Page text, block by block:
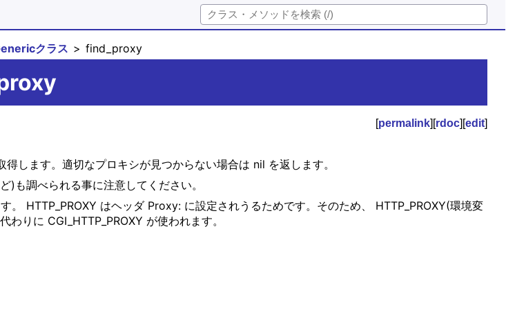
クラス find_proxy
[permalink][rdoc][edit]
ます。適切なプロキシが見つからない場合は nil を返します。
)も調べられる事に注意してください。
HTTP_PROXY はヘッダ Proxy: に設定されうるためです。そのため、 HTTP_PROXY(環境変
りに CGI_HTTP_PROXY が使われます。